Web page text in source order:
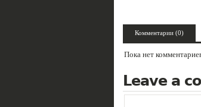
Комментарии (0)
Пока нет
Leave a